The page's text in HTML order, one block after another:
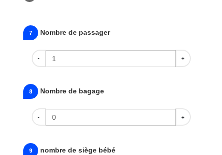
7 Nombre de passager
- +
8 Nombre de bagage
- +
9 nombre de siège bébé